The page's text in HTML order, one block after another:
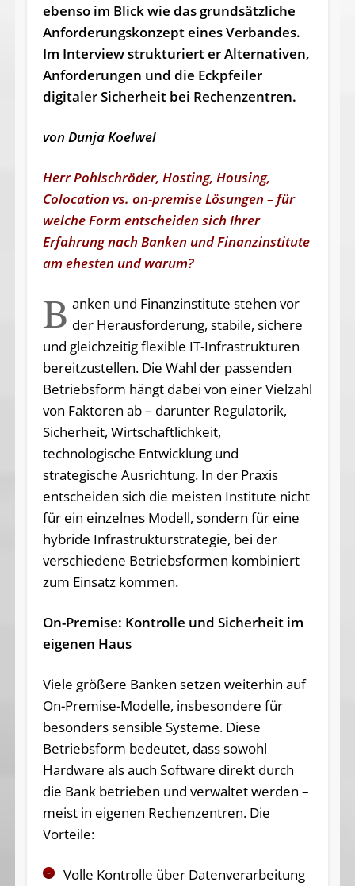
ebenso im Blick wie das grundsätzliche
Anforderungs­konzept eines Verbandes.
Im Interview strukturiert er Alternativen,
Anforderungen und die Eckpfeiler
digitaler Sicherheit bei Rechenzentren.
von Dunja Koelwel
Herr Pohlschröder, Hosting, Housing,
Colocation vs. on-premise Lösungen – für
welche Form entscheiden sich Ihrer
Erfahrung nach Banken und Finanzinstitute
am ehesten und warum?
B anken und Finanzinstitute stehen vor
der Herausforderung, stabile, sichere
und gleichzeitig flexible IT-Infrastrukturen
bereitzustellen. Die Wahl der passenden
Betriebsform hängt dabei von einer Vielzahl
von Faktoren ab – darunter Regulatorik,
Sicherheit, Wirtschaftlichkeit,
technologische Entwicklung und
strategische Ausrichtung. In der Praxis
entscheiden sich die meisten Institute nicht
für ein einzelnes Modell, sondern für eine
hybride Infrastrukturstrategie, bei der
verschiedene Betriebsformen kombiniert
zum Einsatz kommen.
On-Premise: Kontrolle und Sicherheit im
eigenen Haus
Viele größere Banken setzen weiterhin auf
On-Premise-Modelle, insbesondere für
besonders sensible Systeme. Diese
Betriebsform bedeutet, dass sowohl
Hardware als auch Software direkt durch
die Bank betrieben und verwaltet werden –
meist in eigenen Rechenzentren. Die
Vorteile:
Volle Kontrolle über Datenverarbeitung